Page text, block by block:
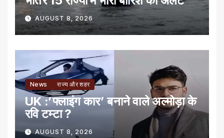
AUGUST 8, 2026
News राज्य और शहर
UK :’फ्लाइंग कार’ बनाने वाले अल्मोड़ा के
रवि टम्टा ?
AUGUST 8, 2026